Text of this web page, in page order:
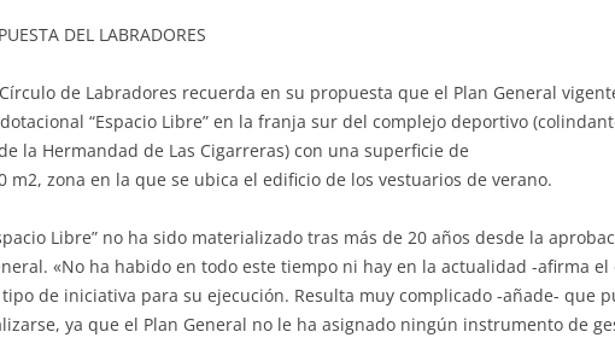
DEL LABRADORES
de Labradores recuerda en su propuesta que el Plan General
“Espacio Libre” en la franja sur del complejo deportivo
la Hermandad de Las Cigarreras) con una superficie de
m2, zona en la que se ubica el edificio de los vestuarios de verano.
Libre” no ha sido materializado tras más de 20 años desde la
«No ha habido en todo este tiempo ni hay en la actualidad -afirma el
de iniciativa para su ejecución. Resulta muy complicado -añade- que
ya que el Plan General no le ha asignado ningún instrumento de